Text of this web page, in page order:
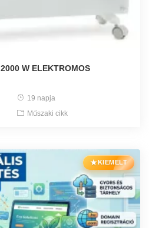
W ELEKTROMOS
19 napja
Műszaki cikk
★KIEMELT